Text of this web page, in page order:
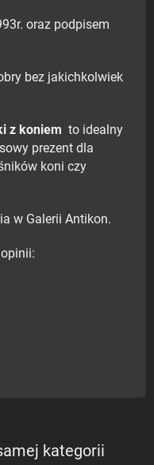
oraz podpisem
bez jakichkolwiek
z koniem to idealny
prezent dla
koni czy
w Galerii Antikon.
kategorii